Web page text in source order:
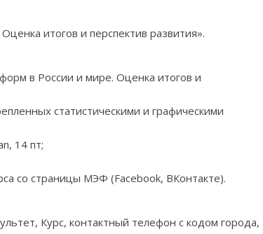
итогов и перспектив развития».
в России и мире. Оценка итогов и
статистическими и графическими
14 пт;
со страницы МЭФ (Facebook, ВКонтакте).
Курс, контактный телефон с кодом города,